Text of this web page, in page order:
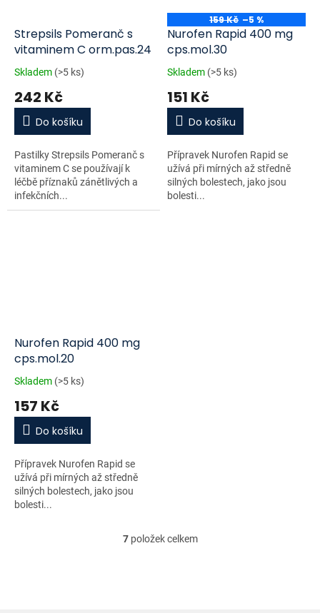
Strepsils Pomeranč s
vitaminem C orm.pas.24
Skladem (>5 ks)
242 Kč
Do košíku
Pastilky Strepsils Pomeranč s
vitaminem C se používají k
léčbě příznaků zánětlivých a
infekčních...
159 Kč –5 %
Nurofen Rapid 400 mg
cps.mol.30
Skladem (>5 ks)
151 Kč
Do košíku
Přípravek Nurofen Rapid se
užívá při mírných až středně
silných bolestech, jako jsou
bolesti...
Nurofen Rapid 400 mg
cps.mol.20
Skladem (>5 ks)
157 Kč
Do košíku
Přípravek Nurofen Rapid se
užívá při mírných až středně
silných bolestech, jako jsou
bolesti...
O
7položek celkem